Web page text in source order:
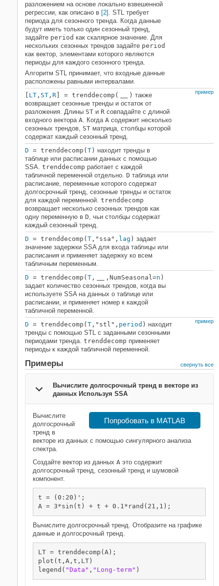
разложением на основе локально взвешенной
регрессии, как описано в [2] . STL требует
периода для сезонного тренда. Когда данные
будут иметь только один сезонный тренд,
задайте period как скалярное значение. Для
нескольких сезонных трендов задайте period
как вектор, элементами которого являются
периоды для каждого сезонного тренда.
Алгоритм STL принимает, что входные данные
расположены равными интервалами.
пример
LT , ST , R ] = trenddecomp( ) также
возвращает сезонные тренды и остаток от
разложения. Длины ST и R совпадайте с длиной
входного вектора A. Когда A содержит несколько
сезонных трендов, ST матрица, столбцы которой
содержат каждый сезонный тренд.
D = trenddecomp( T ) находит тренды в
таблице или расписании данных с помощью
SSA. trenddecomp работает с каждой
табличной переменной отдельно. D таблица или
расписание, переменные которого содержат
долгосрочный тренд, сезонные тренды и остаток
для каждой переменной. trenddecomp
возвращает несколько сезонных трендов как
одну переменную в D, чьи столбцы содержат
каждый сезонный тренд.
D = trenddecomp( T ,"ssa", lag ) задает
значение задержки SSA для входа таблицы или
расписания и применяет задержку ко всем
табличным переменным.
D = trenddecomp( T , ,NumSeasonal=n )
задает количество сезонных трендов, когда вы
используете SSA на данных о таблице или
расписании, и применяет номер к каждой
табличной переменной.
пример
D = trenddecomp( T ,"stl", period ) находит
тренды с помощью STL с заданными сезонными
периодами тренда. trenddecomp применяет
периоды к каждой табличной переменной.
Примеры свернуть все
Вычислите долгосрочный тренд в векторе из
данных Используя SSA
Попробовать в MATLAB
Вычислите
долгосрочный
тренд в
векторе из данных с помощью сингулярного анализа
спектра.
Создайте вектор из данных A это содержит
долгосрочный тренд, сезонный тренд и шумовой
компонент.
t = (0:20)';
A = 3*sin(t) + t + 0.1*rand(21,1);
Вычислите долгосрочный тренд. Отобразите на графике
данные и долгосрочный тренд.
LT = trenddecomp(A);
plot(t,A,t,LT)
legend( "Data" , "Long-term" )